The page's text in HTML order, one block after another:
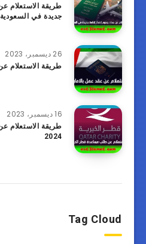
طريقة الاستعلام
جديدة في السعودية 2024
26 ديسمبر، 2023
طريقة الاستعلام عن
16 ديسمبر، 2023
طريقة الاستعلام
2024
Tag Cloud